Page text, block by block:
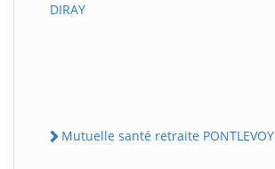
DIRAY
Mutuelle santé retraite PONTLEVOY